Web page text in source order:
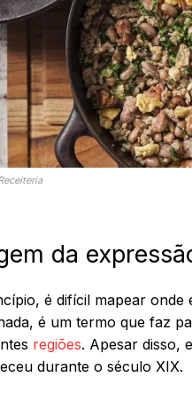
da
é difícil mapear onde
é um termo que faz
regiões. Apesar disso,
durante o século XIX.